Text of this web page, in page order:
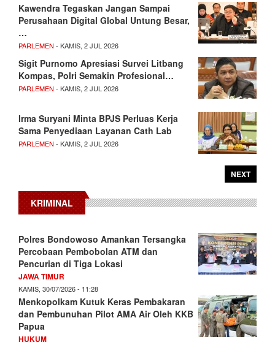
Kawendra Tegaskan Jangan Sampai
Perusahaan Digital Global Untung Besar,
…
PARLEMEN - KAMIS, 2 JUL 2026
Sigit Purnomo Apresiasi Survei Litbang
Kompas, Polri Semakin Profesional…
PARLEMEN - KAMIS, 2 JUL 2026
Irma Suryani Minta BPJS Perluas Kerja
Sama Penyediaan Layanan Cath Lab
PARLEMEN - KAMIS, 2 JUL 2026
NEXT
KRIMINAL
Polres Bondowoso Amankan Tersangka
Percobaan Pembobolan ATM dan
Pencurian di Tiga Lokasi
JAWA TIMUR
KAMIS, 30/07/2026 - 11:28
Menkopolkam Kutuk Keras Pembakaran
dan Pembunuhan Pilot AMA Air Oleh KKB
Papua
HUKUM